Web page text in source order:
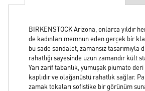
BIRKENSTOCK Arizona, onlarca yıldır
de kadınları memnun eden gerçek bir
bu sade sandalet, zamansız tasarımıyla
rahatlığı sayesinde uzun zamandır kült
Yarı zarif tabanlık, yumuşak piumato
kaplıdır ve olağanüstü rahatlık sağlar.
zamak tokaları sofistike bir görünüm